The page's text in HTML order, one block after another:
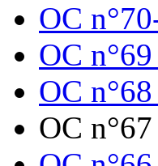
OC
OC
OC
OC